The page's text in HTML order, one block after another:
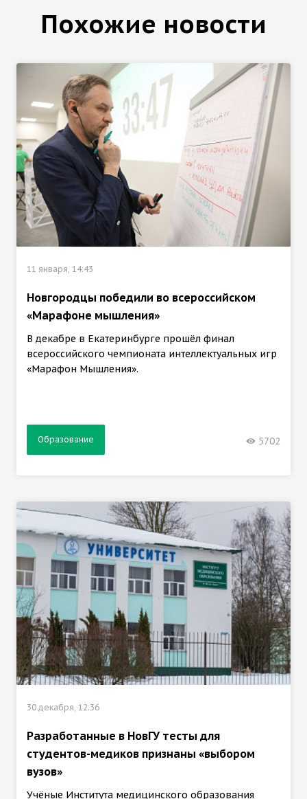
Похожие новости
11 января, 14:43
Новгородцы победили во всероссийском
«Марафоне мышления»
В декабре в Екатеринбурге прошёл финал
всероссийского чемпионата интеллектуальных игр
«Марафон Мышления».
Образование 5702
30 декабря, 12:36
Разработанные в НовГУ тесты для
студентов-медиков признаны «выбором
вузов»
Учёные Института медицинского образования